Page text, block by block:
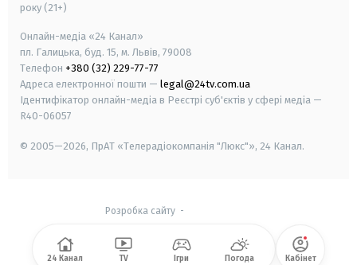
року (21+)
Онлайн-медіа «24 Канал»
пл. Галицька, буд. 15, м. Львів, 79008
Телефон +380 (32) 229-77-77
Адреса електронної пошти — legal@24tv.com.ua
Ідентифікатор онлайн-медіа в Реєстрі суб'єктів у сфері медіа —
R40-06057
© 2005—2026, ПрАТ «Телерадіокомпанія "Люкс"», 24 Канал.
Розробка сайту-
24 Канал TV Ігри Погода Кабінет